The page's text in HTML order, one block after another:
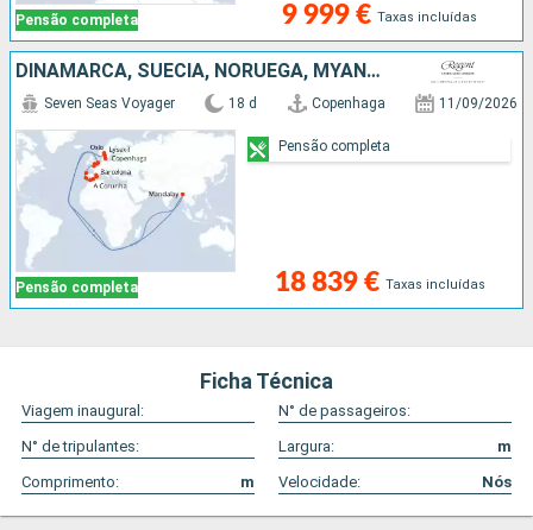
Pensão completa 9 999 € Taxas incluídas
DINAMARCA, SUÉCIA, NORUEGA, MYANMAR, HOLANDA, REINO UNIDO, BÉLGICA, FRANÇA, ESPANHA, PORTUGAL, MAIORCA
Pensão completa
Seven Seas Voyager 18 d Copenhaga 11/09/2026
18 839 € Taxas incluídas
Pensão completa
Ficha Técnica
Viagem inaugural:
N° de passageiros:
N° de tripulantes:
Largura:
m
Comprimento:
m Velocidade: Nós